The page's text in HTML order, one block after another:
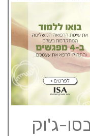
ג'וק